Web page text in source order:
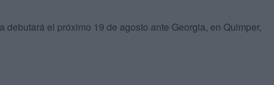
debutará el próximo 19 de agosto ante Georgia, en Quimper,